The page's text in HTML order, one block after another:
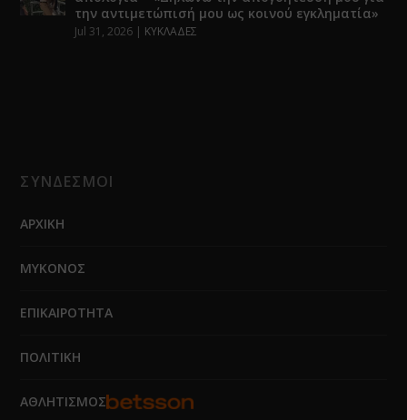
την αντιμετώπισή μου ως κοινού εγκληματία»
Jul 31, 2026 | ΚΥΚΛΑΔΕΣ
ΣΥΝΔΕΣΜΟΙ
ΑΡΧΙΚΗ
ΜΥΚΟΝΟΣ
ΕΠΙΚΑΙΡΟΤΗΤΑ
ΠΟΛΙΤΙΚΗ
ΑΘΛΗΤΙΣΜΟΣ